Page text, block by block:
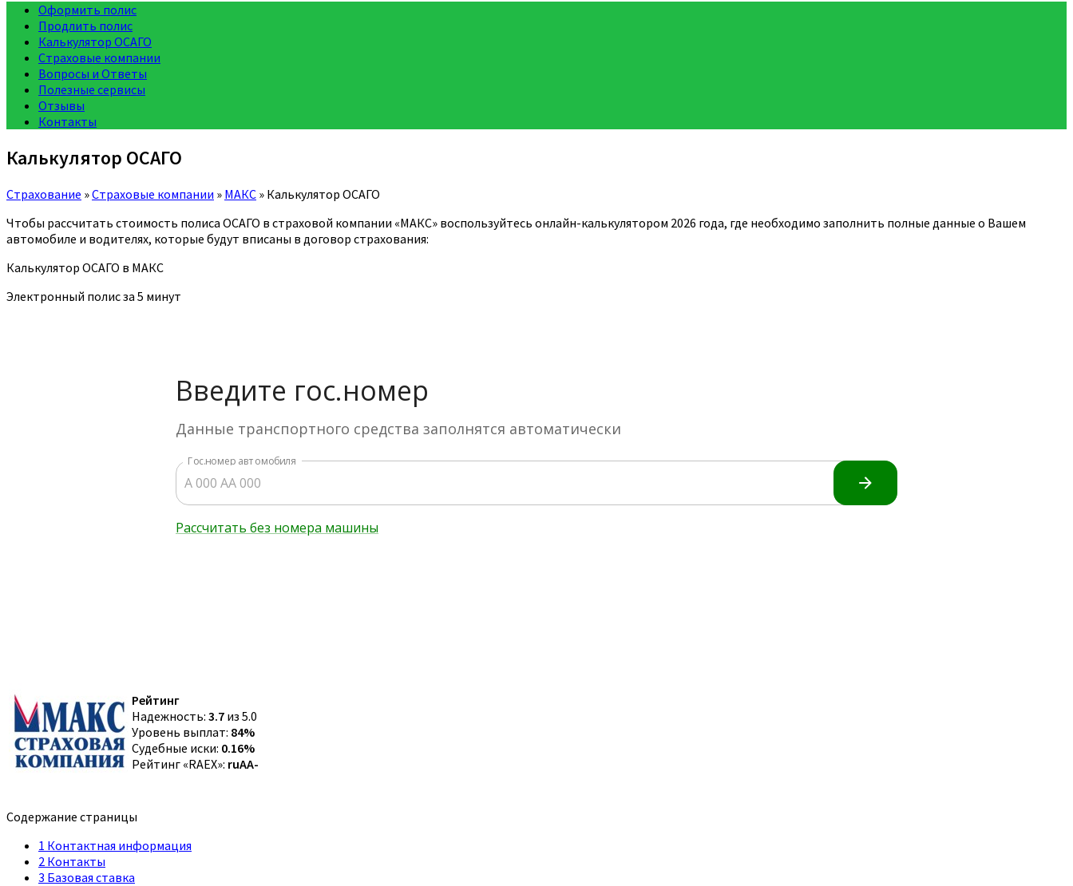
Оформить полис
Продлить полис
Калькулятор ОСАГО
Страховые компании
Вопросы и Ответы
Полезные сервисы
Отзывы
Контакты
Калькулятор ОСАГО
Страхование »Страховые компании » МАКС » Калькулятор ОСАГО
Чтобы рассчитать стоимость полиса ОСАГО в страховой компании «МАКС» воспользуйтесь онлайн-калькулятором 2026 года, где необходимо заполнить полные данные о Вашем
автомобиле и водителях, которые будут вписаны в договор страхования:
Калькулятор ОСАГО в МАКС
Электронный полис за 5 минут
Рейтинг
Надежность: 3.7 из 5.0
Уровень выплат: 84%
Судебные иски: 0.16%
Рейтинг «RAEX»: ruAA-
Содержание страницы
1 Контактная информация
2 Контакты
3 Базовая ставка